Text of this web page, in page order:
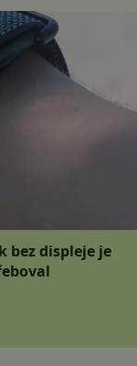
bez displeje je